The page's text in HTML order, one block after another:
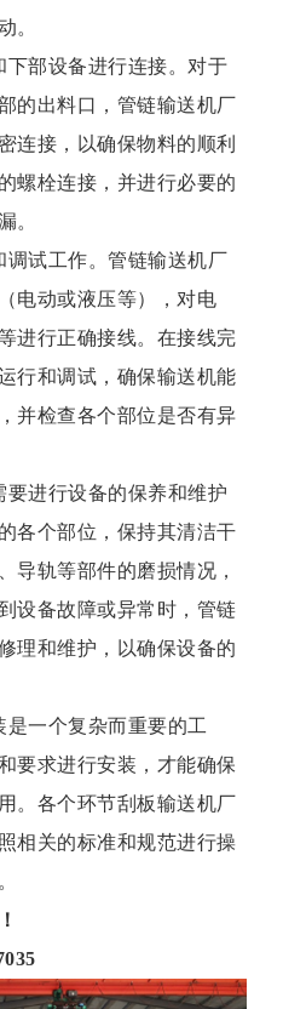
。
部设备进行连接。对于
的出料口，管链输送机厂
连接，以确保物料的顺利
螺栓连接，并进行必要的
。
试工作。管链输送机厂
电动或液压等），对电
进行正确接线。在接线完
行和调试，确保输送机能
并检查各个部位是否有异
进行设备的保养和维护
各个部位，保持其清洁干
导轨等部件的磨损情况，
设备故障或异常时，管链
理和维护，以确保设备的
一个复杂而重要的工
要求进行安装，才能确保
。各个环节刮板输送机厂
相关的标准和规范进行操